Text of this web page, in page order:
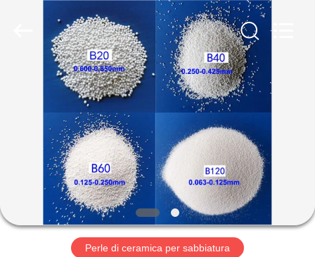
PRODOTTI
VIDEO
CIRCA
NOI
Perle di ceramica per sabbiatura